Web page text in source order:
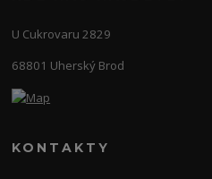
U Cukrovaru 2829
68801 Uherský Brod
KONTAKTY